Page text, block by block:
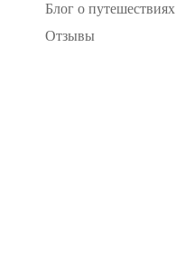
Блог о путешествиях
Отзывы